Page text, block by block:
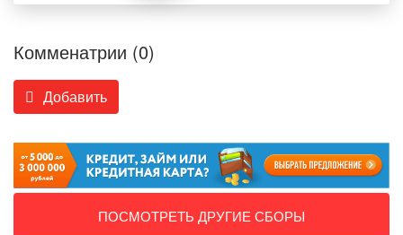
Комменатрии (0)
Добавить
ПОСМОТРЕТЬ ДРУГИЕ СБОРЫ